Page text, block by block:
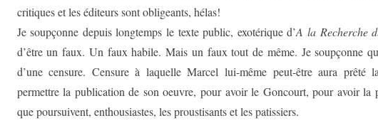
critiques et les éditeurs sont obligeants, hélas!
Je soupçonne depuis longtemps le texte public, exotérique d’A la Recherche
d’être un faux. Un faux habile. Mais un faux tout de même. Je soupçonne
d’une censure. Censure à laquelle Marcel lui-même peut-être aura
permettre la publication de son oeuvre, pour avoir le Goncourt, pour avoir
que poursuivent, enthousiastes, les proustisants et les patissiers.